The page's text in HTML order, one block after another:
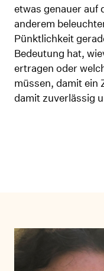
etwas genauer auf
anderem
Pünktlichkeit
Bedeutung hat,
ertragen oder
müssen, damit ein
damit zuverlässig